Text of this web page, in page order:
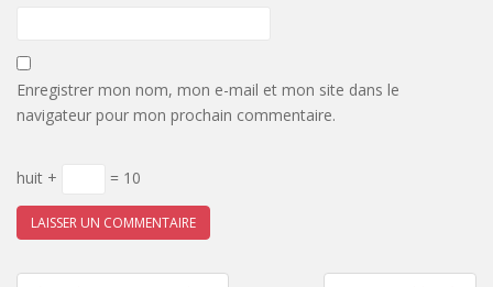
Enregistrer mon nom, mon e-mail et mon site dans le
navigateur pour mon prochain commentaire.
huit + = 10